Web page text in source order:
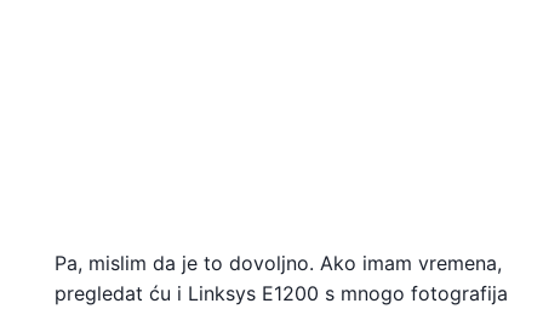
Pa, mislim da je to dovoljno. Ako imam vremena,
pregledat ću i Linksys E1200 s mnogo fotografija